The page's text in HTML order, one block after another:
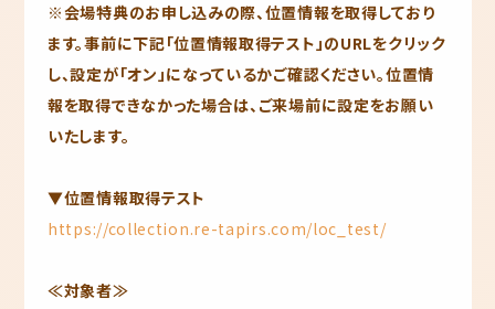
※会場特典のお申し込みの際、位置情報を取得しており
ます。事前に下記「位置情報取得テスト」のURLをクリック
し、設定が「オン」になっているかご確認ください。位置情
報を取得できなかった場合は、ご来場前に設定をお願い
いたします。
▼位置情報取得テスト
https://collection.re-tapirs.com/loc_test/
≪対象者≫